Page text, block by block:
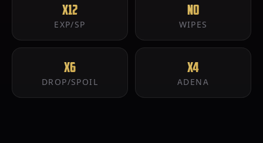
x12
EXP/SP
No
WIPES
x6
DROP/SPOIL
x4
ADENA